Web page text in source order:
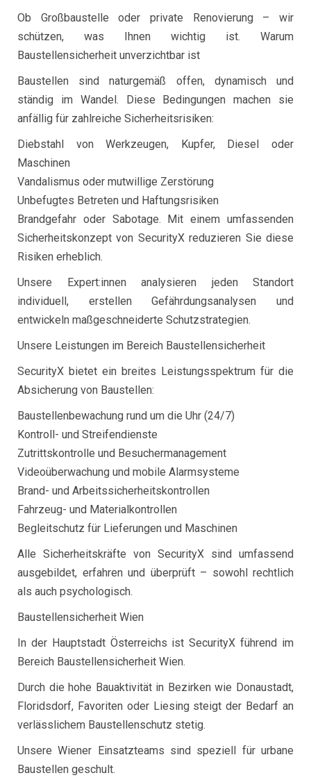
Ob Großbaustelle oder private Renovierung – wir
schützen, was Ihnen wichtig ist. Warum
Baustellensicherheit unverzichtbar ist
Baustellen sind naturgemäß offen, dynamisch und
ständig im Wandel. Diese Bedingungen machen sie
anfällig für zahlreiche Sicherheitsrisiken:
Diebstahl von Werkzeugen, Kupfer, Diesel oder
Maschinen
Vandalismus oder mutwillige Zerstörung
Unbefugtes Betreten und Haftungsrisiken
Brandgefahr oder Sabotage. Mit einem umfassenden
Sicherheitskonzept von SecurityX reduzieren Sie diese
Risiken erheblich.
Unsere Expert:innen analysieren jeden Standort
individuell, erstellen Gefährdungsanalysen und
entwickeln maßgeschneiderte Schutzstrategien.
Unsere Leistungen im Bereich Baustellensicherheit
SecurityX bietet ein breites Leistungsspektrum für die
Absicherung von Baustellen:
Baustellenbewachung rund um die Uhr (24/7)
Kontroll- und Streifendienste
Zutrittskontrolle und Besuchermanagement
Videoüberwachung und mobile Alarmsysteme
Brand- und Arbeitssicherheitskontrollen
Fahrzeug- und Materialkontrollen
Begleitschutz für Lieferungen und Maschinen
Alle Sicherheitskräfte von SecurityX sind umfassend
ausgebildet, erfahren und überprüft – sowohl rechtlich
als auch psychologisch.
Baustellensicherheit Wien
In der Hauptstadt Österreichs ist SecurityX führend im
Bereich Baustellensicherheit Wien.
Durch die hohe Bauaktivität in Bezirken wie Donaustadt,
Floridsdorf, Favoriten oder Liesing steigt der Bedarf an
verlässlichem Baustellenschutz stetig.
Unsere Wiener Einsatzteams sind speziell für urbane
Baustellen geschult.